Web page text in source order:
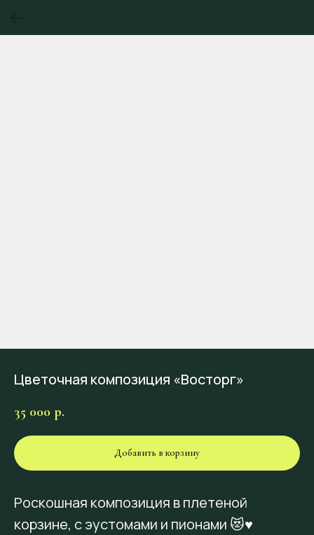
Цветочная композиция «Восторг»
35 000 р.
Добавить в корзину
Роскошная композиция в плетеной
корзине, с эустомами и пионами 😻♥️